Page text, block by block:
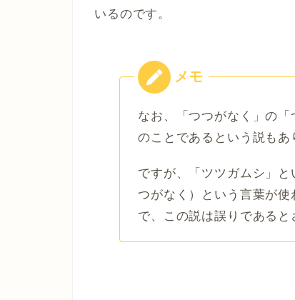
いるのです。
なお、「つつがなく」の
のことであるという説もあ
ですが、「ツツガムシ」
つがなく）という言葉が
で、この説は誤りであると